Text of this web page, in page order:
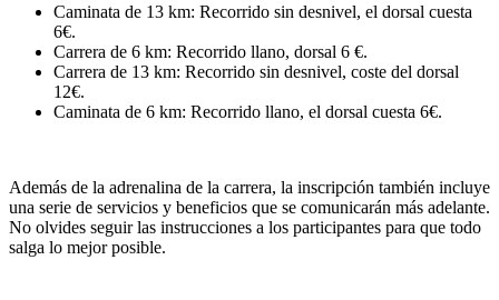
Caminata de 13 km: Recorrido sin desnivel, el dorsal cuesta
6€.
Carrera de 6 km: Recorrido llano, dorsal 6 €.
Carrera de 13 km: Recorrido sin desnivel, coste del dorsal
12€.
Caminata de 6 km: Recorrido llano, el dorsal cuesta 6€.
Además de la adrenalina de la carrera, la inscripción también incluye
una serie de servicios y beneficios que se comunicarán más adelante.
No olvides seguir las instrucciones a los participantes para que todo
salga lo mejor posible.